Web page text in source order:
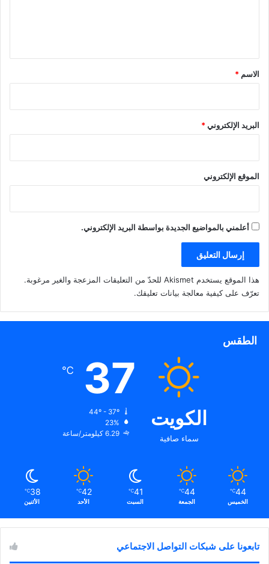
*
الاسم *
البريد الإلكتروني*
الموقع الإلكتروني
أعلمني بالمواضيع الجديدة بواسطة البريد الإلكتروني.
هذا الموقع يستخدم Akismet للحدّ من التعليقات المزعجة والغير مرغوبة.
تعرّف على كيفية معالجة بيانات تعليقك.
الطقس
الكويت
سماء صافية
37
℃
23%
6.29 كيلومتر/ساعة
44
℃
الخميس
44
℃
الجمعة
41
℃
السبت
42
℃
الأحد
38
℃
الأثنين
تابعونا على شبكات التواصل الاجتماعي